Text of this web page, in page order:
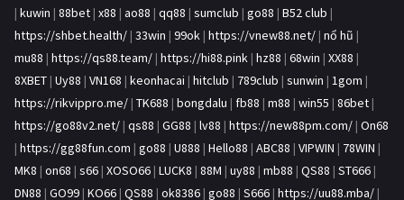
| kuwin | 88bet | x88 | ao88 | qq88 | sumclub | go88 | B52 club |
https://shbet.health/ | 33win | 99ok | https://vnew88.net/ | nổ hũ |
mu88 | https://qs88.team/ | https://hi88.pink | hz88 | 68win | XX88 |
8XBET | Uy88 | VN168 | keonhacai | hitclub | 789club | sunwin | 1gom |
https://rikvippro.me/ | TK688 | bongdalu | fb88 | m88 | win55 | 86bet |
https://go88v2.net/ | qs88 | GG88 | lv88 | https://new88pm.com/ | On68
| https://gg88fun.com | go88 | U888 | Hello88 | ABC88 | VIPWIN | 78WIN |
MK8 | on68 | s66 | XOSO66 | LUCK8 | 88M | uy88 | mb88 | QS88 | ST666 |
DN88 | GO99 | KO66 | QS88 | ok8386 | go88 | S666 | https://uu88.mba/ |